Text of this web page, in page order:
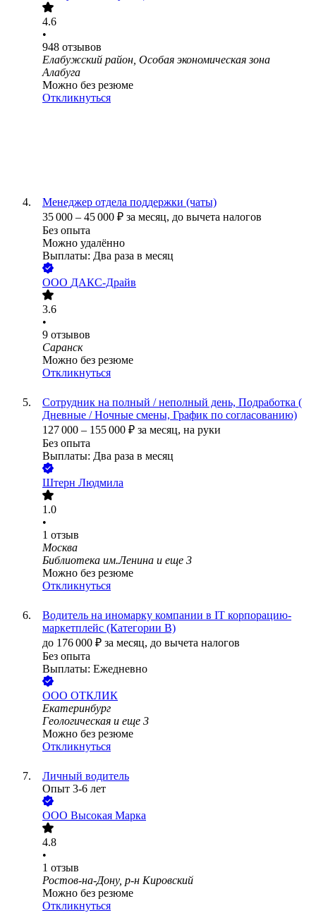
4.6
•
948 отзывов
Елабужский район, Особая экономическая зона
Алабуга
Можно без резюме
Откликнуться
Менеджер отдела поддержки (чаты)
35 000 – 45 000 ₽ за месяц, до вычета налогов
Без опыта
Можно удалённо
Выплаты: Два раза в месяц
ООО ДАКС-Драйв
3.6
•
9 отзывов
Саранск
Можно без резюме
Откликнуться
Сотрудник на полный / неполный день, Подработка (
Дневные / Ночные смены, График по согласованию)
127 000 – 155 000 ₽ за месяц, на руки
Без опыта
Выплаты: Два раза в месяц
Штерн Людмила
1.0
•
1 отзыв
Москва
Библиотека им.Ленина и еще 3
Можно без резюме
Откликнуться
Водитель на иномарку компании в IT корпорацию-
маркетплейс (Категории B)
до 176 000 ₽ за месяц, до вычета налогов
Без опыта
Выплаты: Ежедневно
ООО ОТКЛИК
Екатеринбург
Геологическая и еще 3
Можно без резюме
Откликнуться
Личный водитель
Опыт 3-6 лет
ООО Высокая Марка
4.8
•
1 отзыв
Ростов-на-Дону, р-н Кировский
Можно без резюме
Откликнуться